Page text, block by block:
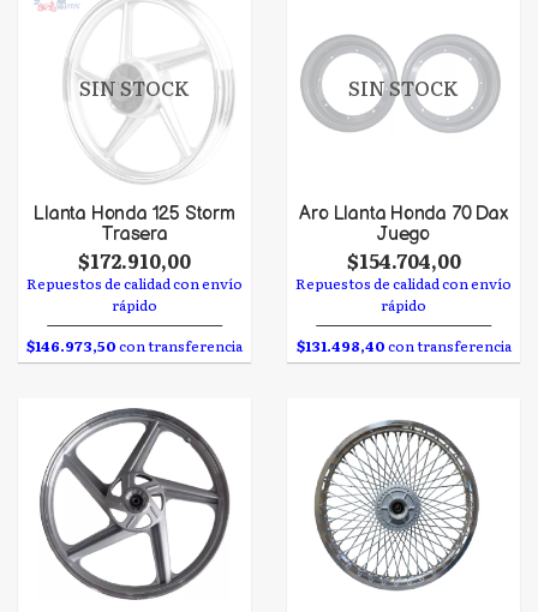
SIN STOCK
Llanta Honda 125 Storm
Trasera
$172.910,00
Repuestos de calidad con envío
rápido
$146.973,50con transferencia
SIN STOCK
Aro Llanta Honda 70 Dax
Juego
$154.704,00
Repuestos de calidad con envío
rápido
$131.498,40con transferencia